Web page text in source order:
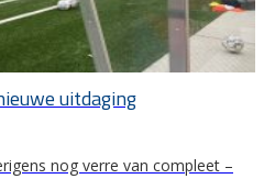
uitdaging
nog verre van compleet –